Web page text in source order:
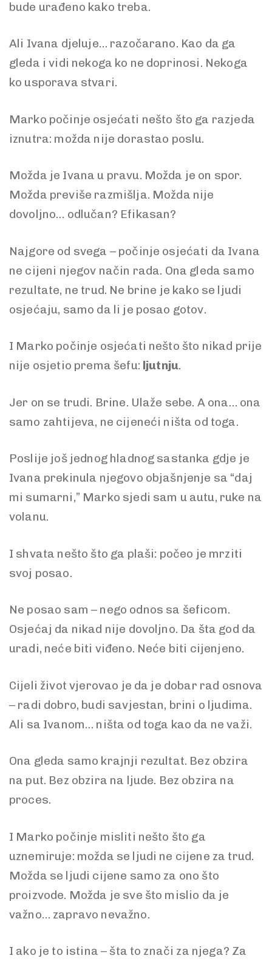
bude urađeno kako treba.
Ali Ivana djeluje… razočarano. Kao da ga
gleda i vidi nekoga ko ne doprinosi. Nekoga
ko usporava stvari.
Marko počinje osjećati nešto što ga razjeda
iznutra: možda nije dorastao poslu.
Možda je Ivana u pravu. Možda je on spor.
Možda previše razmišlja. Možda nije
dovoljno… odlučan? Efikasan?
Najgore od svega – počinje osjećati da Ivana
ne cijeni njegov način rada. Ona gleda samo
rezultate, ne trud. Ne brine je kako se ljudi
osjećaju, samo da li je posao gotov.
I Marko počinje osjećati nešto što nikad prije
nije osjetio prema šefu: ljutnju.
Jer on se trudi. Brine. Ulaže sebe. A ona… ona
samo zahtijeva, ne cijeneći ništa od toga.
Poslije još jednog hladnog sastanka gdje je
Ivana prekinula njegovo objašnjenje sa “daj
mi sumarni,” Marko sjedi sam u autu, ruke na
volanu.
I shvata nešto što ga plaši: počeo je mrziti
svoj posao.
Ne posao sam – nego odnos sa šeficom.
Osjećaj da nikad nije dovoljno. Da šta god da
uradi, neće biti viđeno. Neće biti cijenjeno.
Cijeli život vjerovao je da je dobar rad osnova
– radi dobro, budi savjestan, brini o ljudima.
Ali sa Ivanom… ništa od toga kao da ne važi.
Ona gleda samo krajnji rezultat. Bez obzira
na put. Bez obzira na ljude. Bez obzira na
proces.
I Marko počinje misliti nešto što ga
uznemiruje: možda se ljudi ne cijene za trud.
Možda se ljudi cijene samo za ono što
proizvode. Možda je sve što mislio da je
važno… zapravo nevažno.
I ako je to istina – šta to znači za njega? Za